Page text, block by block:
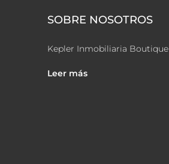
SOBRE NOSOTROS
Kepler Inmobiliaria Boutique
Leer más